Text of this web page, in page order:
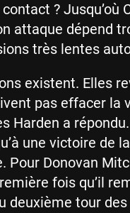
? Jusqu’où
attaque dépend
très lentes
existent. Elles
pas effacer la
Harden a
une victoire de
Pour Donovan
fois qu’il
deuxième tour